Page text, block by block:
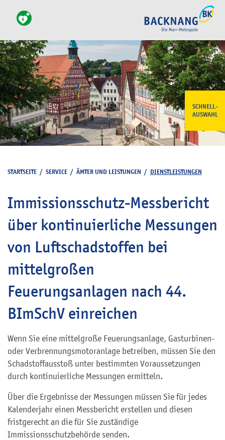
SCHNELL-
AUSWAHL
STARTSEITE / SERVICE / ÄMTER UND LEISTUNGEN / DIENSTLEISTUNGEN
Immissionsschutz-Messbericht
über kontinuierliche Messungen
von Luftschadstoffen bei
mittelgroßen
Feuerungsanlagen nach 44.
BImSchV einreichen
Wenn Sie eine mittelgroße Feuerungsanlage, Gasturbinen-
oder Verbrennungsmotoranlage betreiben, müssen Sie den
Schadstoffausstoß unter bestimmten Voraussetzungen
durch kontinuierliche Messungen ermitteln.
Über die Ergebnisse der Messungen müssen Sie für jedes
Kalenderjahr einen Messbericht erstellen und diesen
fristgerecht an die für Sie zuständige
Immissionsschutzbehörde senden.